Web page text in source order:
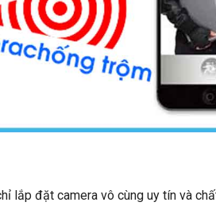
lắp đặt camera vô cùng uy tín và